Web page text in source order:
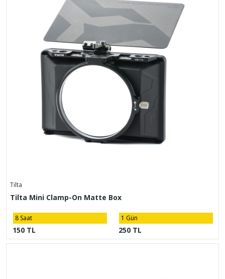
Tilta
Tilta Mini Clamp-On Matte Box
8 Saat
150 TL
1 Gün
250 TL